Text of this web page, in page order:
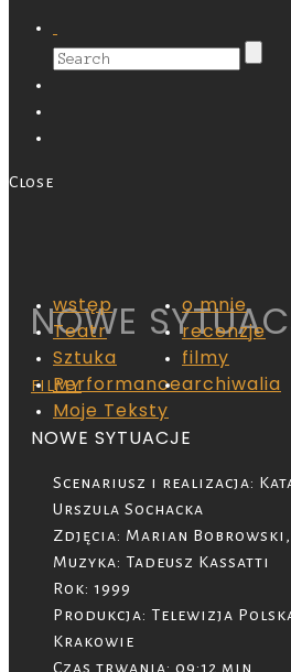
wstęp
Teatr
Sztuka
Performance
Moje Teksty
o mnie
recenzje
filmy
archiwalia
Close
NOWE
FILMY
NOWE SYTUACJE
Scenariusz i realizacja:
Urszula Sochacka
Zdjęcia: Marian
Muzyka: Tadeusz Kassatti
Rok: 1999
Produkcja: Telewizja
Krakowie
Czas trwania: 09:12 min.